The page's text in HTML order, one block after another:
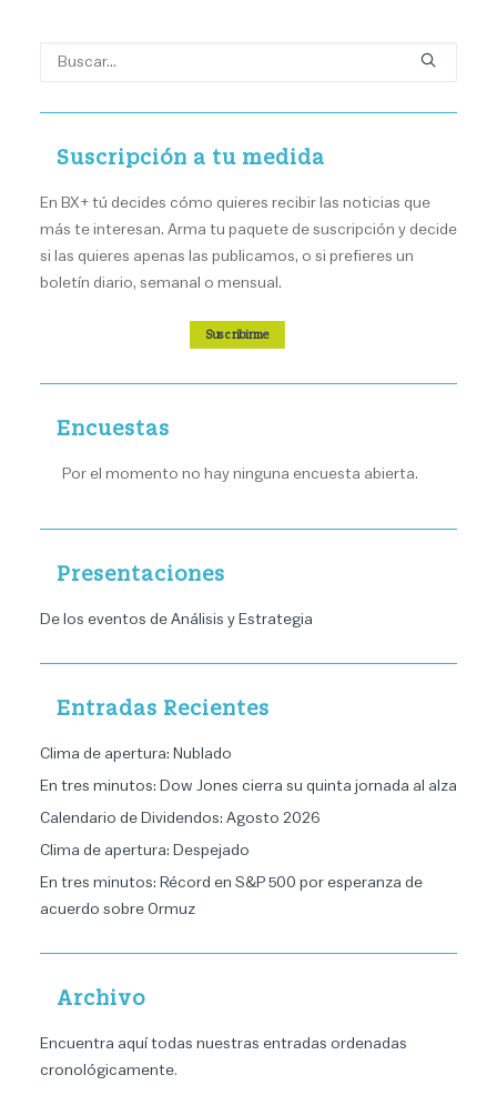
Suscripción a tu medida
En BX+ tú decides cómo quieres recibir las noticias que
más te interesan. Arma tu paquete de suscripción y decide
si las quieres apenas las publicamos, o si prefieres un
boletín diario, semanal o mensual.
Suscribirme
Encuestas
Por el momento no hay ninguna encuesta abierta.
Presentaciones
De los eventos de Análisis y Estrategia
Entradas Recientes
Clima de apertura: Nublado
En tres minutos: Dow Jones cierra su quinta jornada al alza
Calendario de Dividendos: Agosto 2026
Clima de apertura: Despejado
En tres minutos: Récord en S&P 500 por esperanza de
acuerdo sobre Ormuz
Archivo
Encuentra aquí todas nuestras entradas ordenadas
cronológicamente.